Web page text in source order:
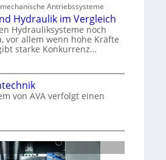
Antriebssysteme
Hydraulik im Vergleich
Hydrauliksysteme noch
vor allem wenn hohe Kräfte
starke Konkurrenz…
von AVA verfolgt einen